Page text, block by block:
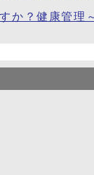
か？健康管理